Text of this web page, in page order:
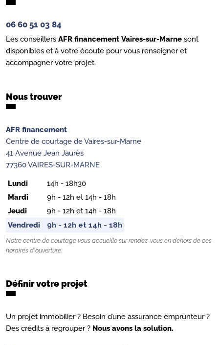
06 60 51 03 84
Les conseillers AFR financement Vaires-sur-Marne sont
disponibles et à votre écoute pour vous renseigner et
accompagner votre projet.
Nous trouver
AFR financement
Centre de courtage de Vaires-sur-Marne
41 Avenue Jean Jaurès
77360 VAIRES-SUR-MARNE
Lundi
14h - 18h30
Mardi
9h - 12h et 14h - 18h
Jeudi
9h - 12h et 14h - 18h
Vendredi
9h - 12h et 14h - 18h
Notre centre de courtage vous accueille sur rendez-vous en dehors de ces
horaires d'ouverture.
Définir votre projet
Un projet immobilier ? Besoin d’une assurance emprunteur ?
Des crédits à regrouper ? Nous avons la solution.